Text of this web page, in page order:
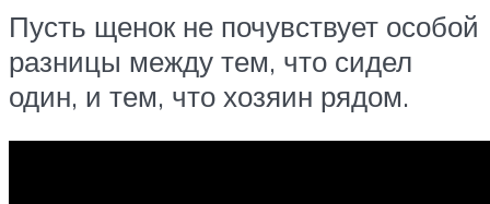
Пусть щенок не почувствует особой
разницы между тем, что сидел
один, и тем, что хозяин рядом.